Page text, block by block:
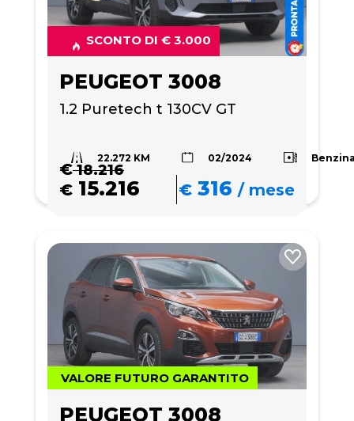
SCONTO DI € 3.000
PEUGEOT 3008
1.2 Puretech t 130CV GT
22.272 KM 02/2024
€18.216
€ 15.216 € 316 /mese
VALORE FUTURO GARANTITO
PEUGEOT 3008